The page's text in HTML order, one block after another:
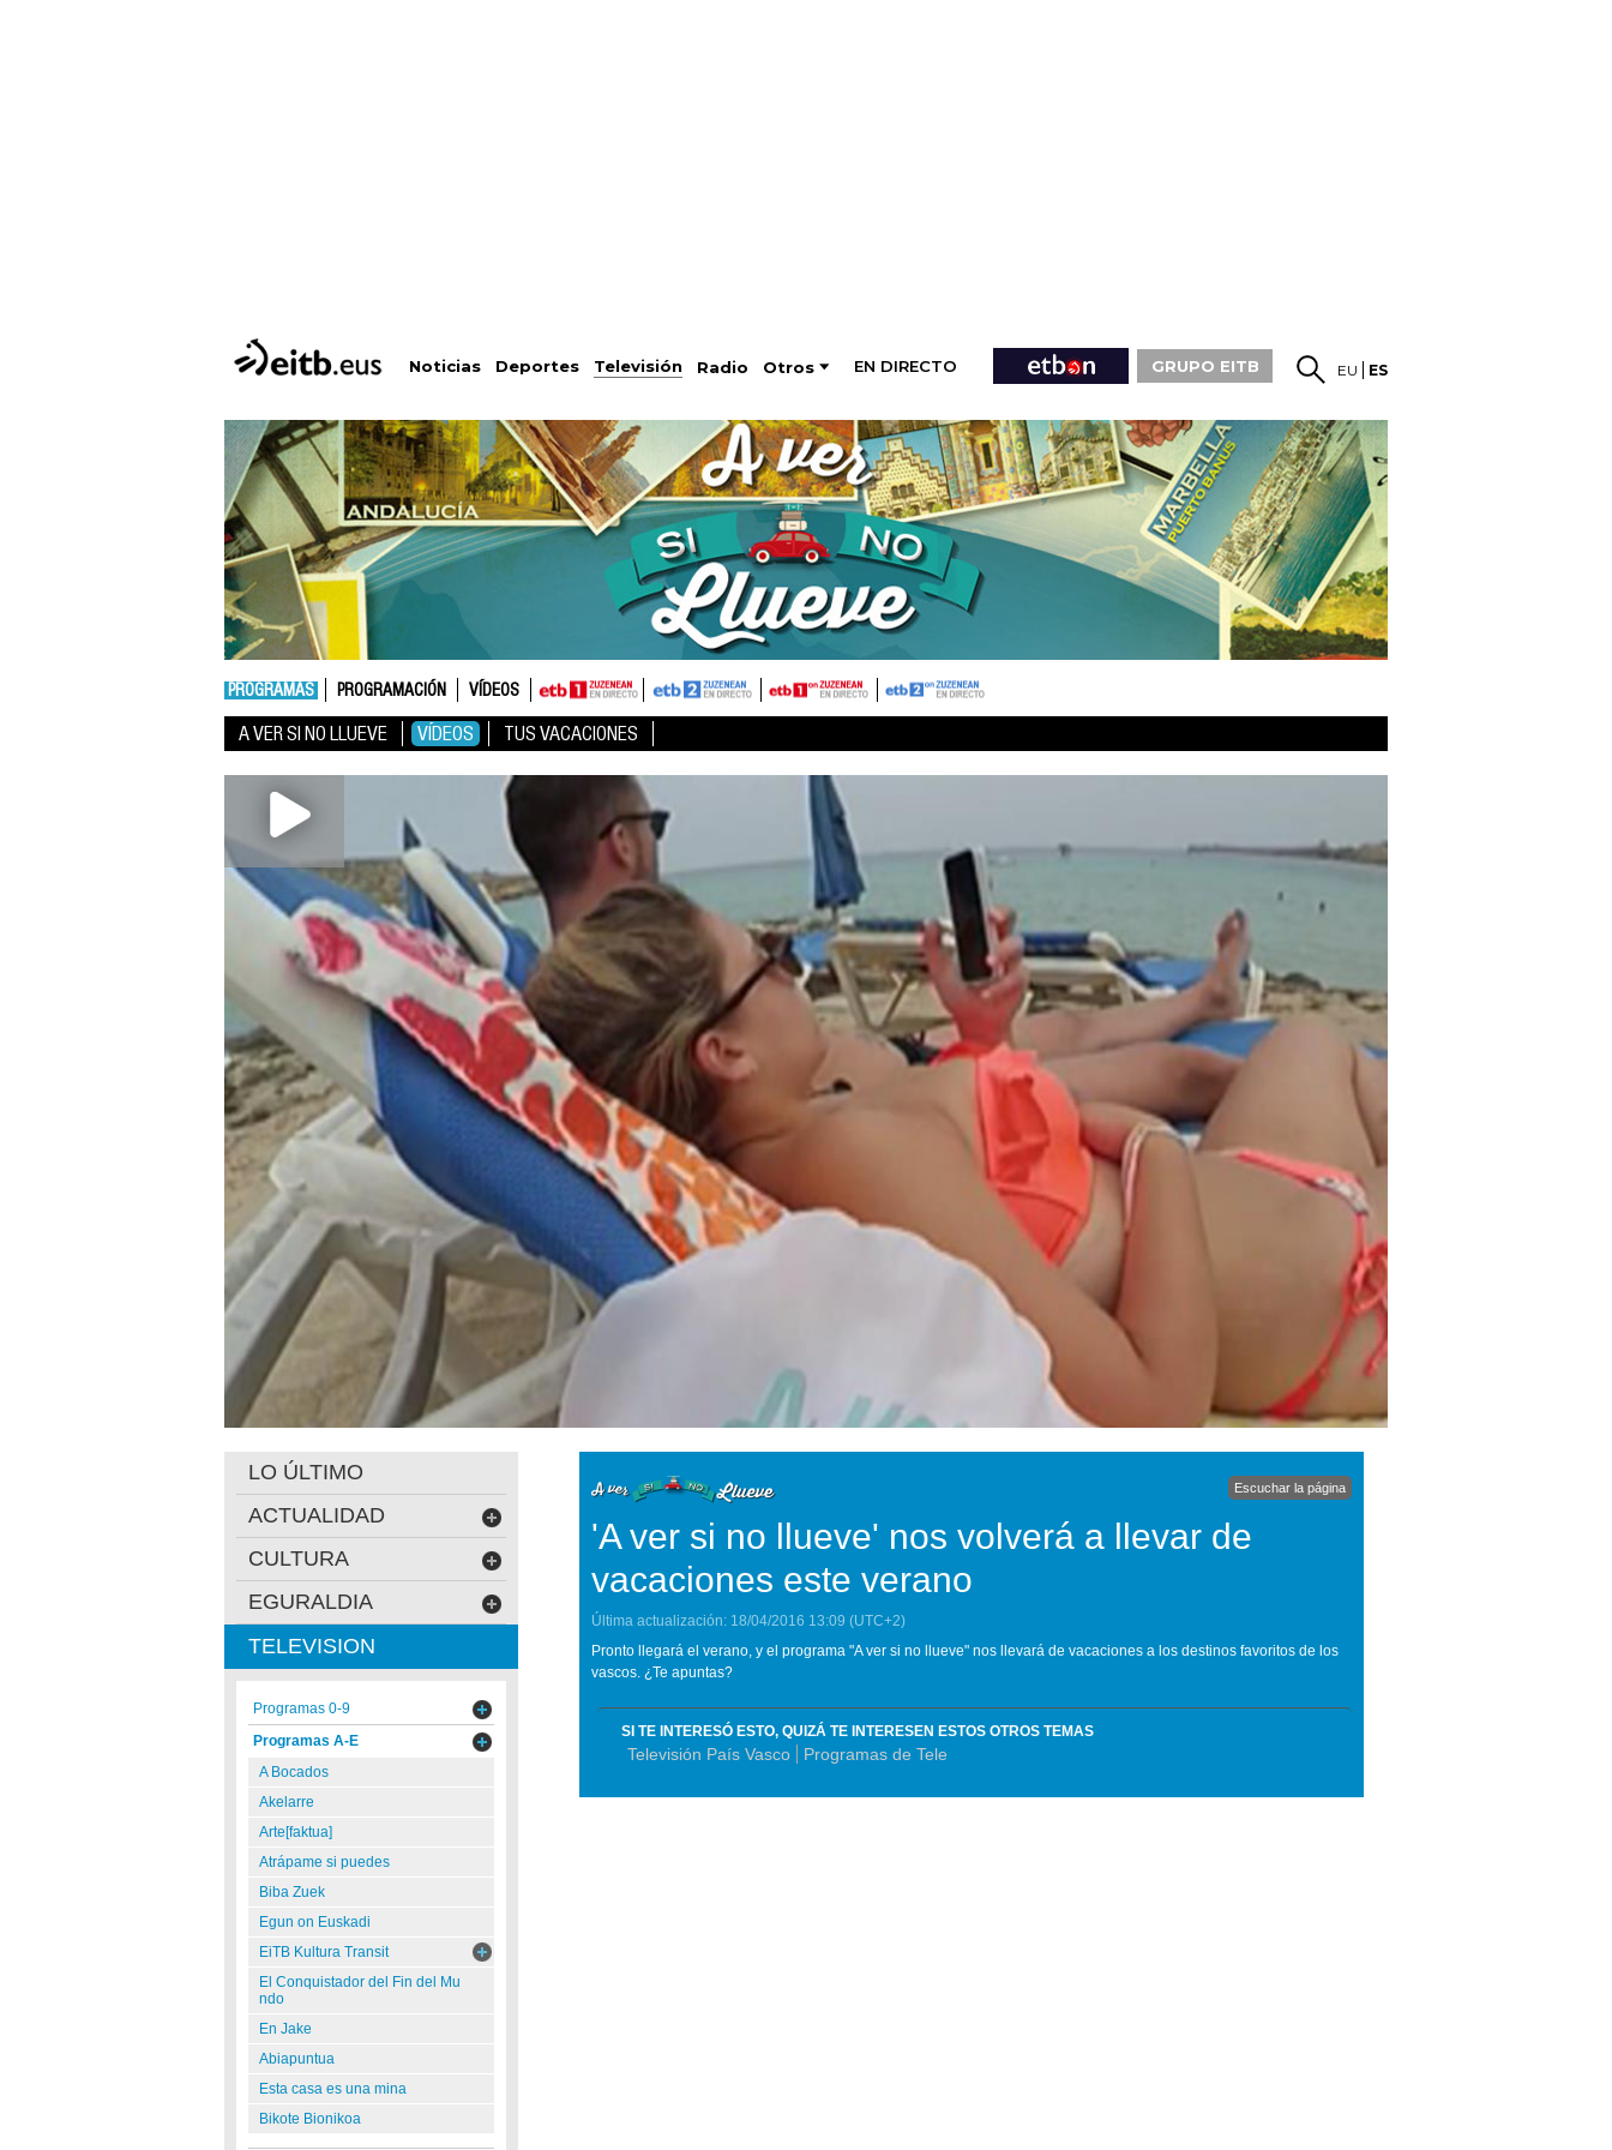
Noticias Deportes Televisión Radio Otros EN DIRECTO GRUPO EITB EU ES
PROGRAMAS PROGRAMACIÓN VÍDEOS
A VER SI NO LLUEVE VÍDEOS TUS VACACIONES
Escuchar la página
'A ver si no llueve' nos volverá a llevar de
vacaciones este verano
Última actualización: 18/04/2016 13:09 (UTC+2)
Pronto llegará el verano, y el programa "A ver si no llueve" nos llevará de vacaciones a los destinos favoritos de los
vascos. ¿Te apuntas?
SI TE INTERESÓ ESTO, QUIZÁ TE INTERESEN ESTOS OTROS TEMAS
Televisión País Vasco Programas de Tele
LO ÚLTIMO
ACTUALIDAD
CULTURA
EGURALDIA
TELEVISION
Programas 0-9
Programas A-E
A Bocados
Akelarre
Arte[faktua]
Atrápame si puedes
Biba Zuek
Egun on Euskadi
EiTB Kultura Transit
El Conquistador del Fin del Mu
ndo
En Jake
Abiapuntua
Esta casa es una mina
Bikote Bionikoa